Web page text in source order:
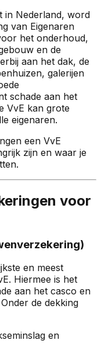
in Nederland, word
van Eigenaren
het onderhoud,
en de
aan het dak, de
galerijen
schade aan het
VvE kan grote
eigenaren.
een VvE
zijn en waar je
voor
en meest
Hiermee is het
aan het casco en
de dekking
en